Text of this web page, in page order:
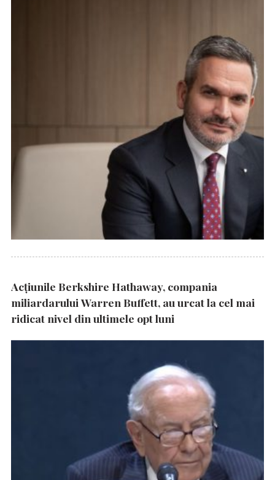
Acțiunile Berkshire Hathaway, compania
miliardarului Warren Buffett, au urcat la cel mai
ridicat nivel din ultimele opt luni